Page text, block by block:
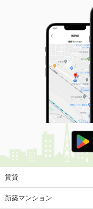
賃貸
新築マンション